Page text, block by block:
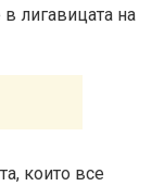
лигавицата на
които все